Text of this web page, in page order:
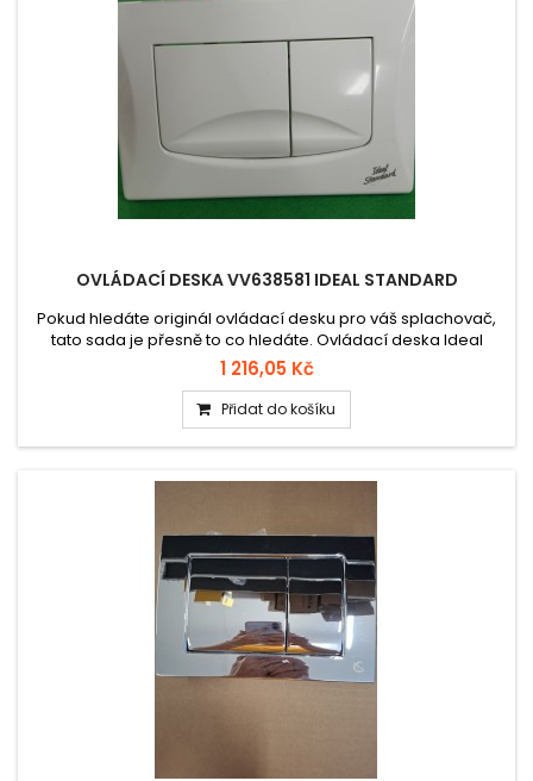
OVLÁDACÍ DESKA VV638581 IDEAL STANDARD
Pokud hledáte originál ovládací desku pro váš splachovač,
tato sada je přesně to co hledáte. Ovládací deska Ideal
Standard VV638581 pro podomítkový systém OLI Better –
mechanický typ, kompletní plastový díl v bílém provedení.
Elegantní a odolné řešení pro moderní koupelny, snadná
instalace, ideální jako náhradní díl nebo při renovaci.
1 216,05 Kč
Přidat do košíku